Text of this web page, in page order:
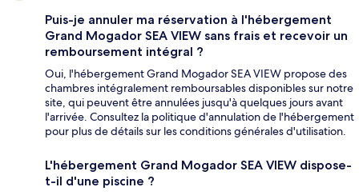
Puis-je annuler ma réservation à l'hébergement
Grand Mogador SEA VIEW sans frais et recevoir un
remboursement intégral ?
Oui, l'hébergement Grand Mogador SEA VIEW propose des
chambres intégralement remboursables disponibles sur notre
site, qui peuvent être annulées jusqu'à quelques jours avant
l'arrivée. Consultez la politique d'annulation de l'hébergement
pour plus de détails sur les conditions générales d'utilisation.
L'hébergement Grand Mogador SEA VIEW dispose-
t-il d'une piscine ?